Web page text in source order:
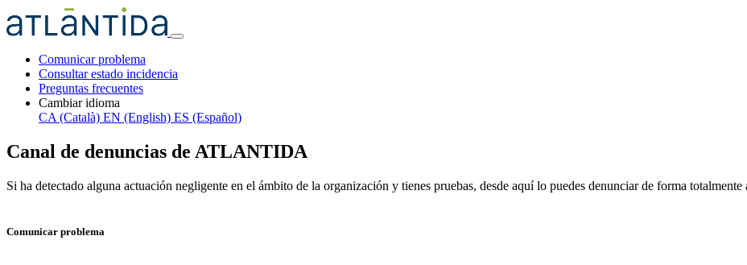
Comunicar problema
Consultar estado incidencia
Preguntas frecuentes
Cambiar idioma
CA (Català) EN (English) ES (Español)
Canal de denuncias de ATLANTIDA
Si ha detectado alguna actuación negligente en el ámbito de la organización y tienes pruebas, desde aquí lo puedes denunciar de forma totalmente
Comunicar problema